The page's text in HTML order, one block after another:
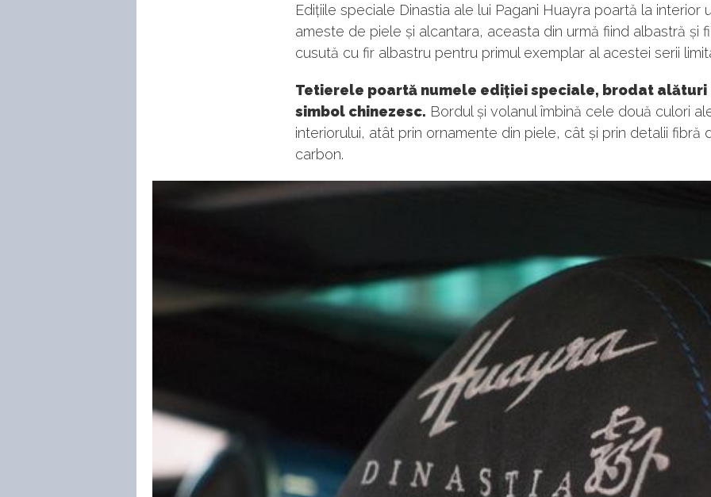
Edițiile speciale Dinastia ale lui Pagani Huayra poartă la interior
ameste de piele și alcantara, aceasta din urmă fiind albastră și
cusută cu fir albastru pentru primul exemplar al acestei serii
Tetierele poartă numele ediției speciale, brodat alături
simbol chinezesc. Bordul și volanul îmbină cele două culori
interiorului, atât prin ornamente din piele, cât și prin detalii fibră
carbon.